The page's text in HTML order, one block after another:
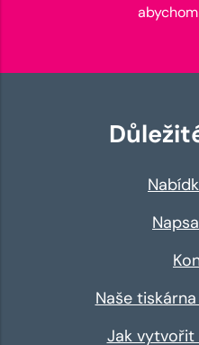
Naše
Jak vytvořit